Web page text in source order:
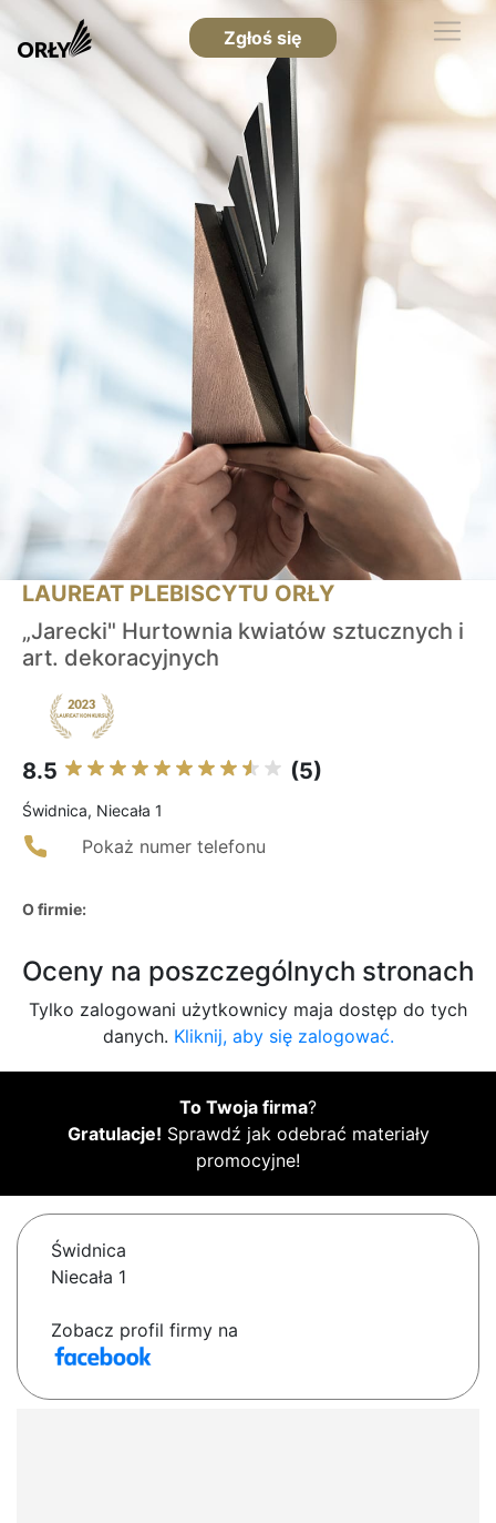
Zgłoś się
LAUREAT PLEBISCYTU ORŁY
„Jarecki" Hurtownia kwiatów sztucznych i
art. dekoracyjnych
8.5 (5)
Świdnica, Niecała 1
Pokaż numer telefonu
O firmie:
Oceny na poszczególnych stronach
Tylko zalogowani użytkownicy maja dostęp do tych
danych. Kliknij, aby się zalogować.
To Twoja firma?
Gratulacje! Sprawdź jak odebrać materiały
promocyjne!
Świdnica
Niecała 1
Zobacz profil firmy na